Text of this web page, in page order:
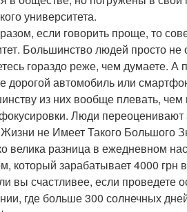
университета.
если говорить проще, то
Большинство людей просто
гораздо реже, чем думаете.
дорогой автомобиль или
из них вообще плевать,
Люди
не Имеет Такого Большого
велика разница в ежедневном
который зарабатывает 4000
вы счастливее, если проведете
где больше 300 солнечных